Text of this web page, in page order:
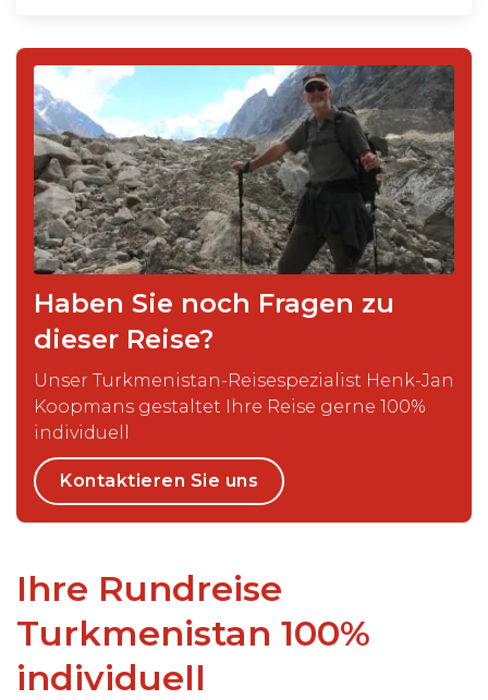
Haben Sie noch Fragen zu
dieser Reise?
Unser Turkmenistan-Reisespezialist Henk-Jan
Koopmans gestaltet Ihre Reise gerne 100%
individuell
Kontaktieren Sie uns
Ihre Rundreise
Turkmenistan 100%
individuell